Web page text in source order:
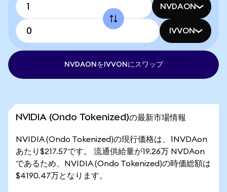
NVDAON
IVVON
NVDAONをIVVONにスワップ
NVIDIA (Ondo Tokenized)の最新市場情報
NVIDIA (Ondo Tokenized)の現行価格は、1NVDAon
あたり$217.57です。 流通供給量が19.26万 NVDAon
であるため、NVIDIA (Ondo Tokenized)の時価総額は
$4190.47万となります。